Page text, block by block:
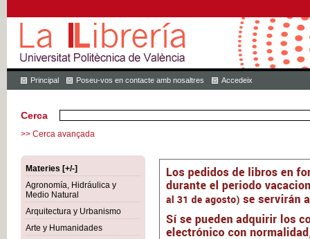
Principal Poseu-vos en contacte amb nosaltres Accedeix
Cerca
>> Cerca avançada
Materies [+/-]
Agronomía, Hidráulica y
Medio Natural
Arquitectura y Urbanismo
Arte y Humanidades